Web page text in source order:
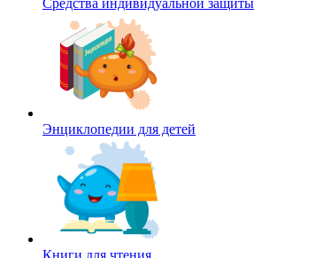
Средства индивидуальной защиты
Энциклопедии для детей
Книги для чтения